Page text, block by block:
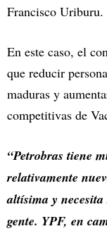
Francisco Uriburu.
En este caso, el
que reducir
maduras y
competitivas de
“Petrobras tiene
relativamente
altísima y
gente. YPF, en